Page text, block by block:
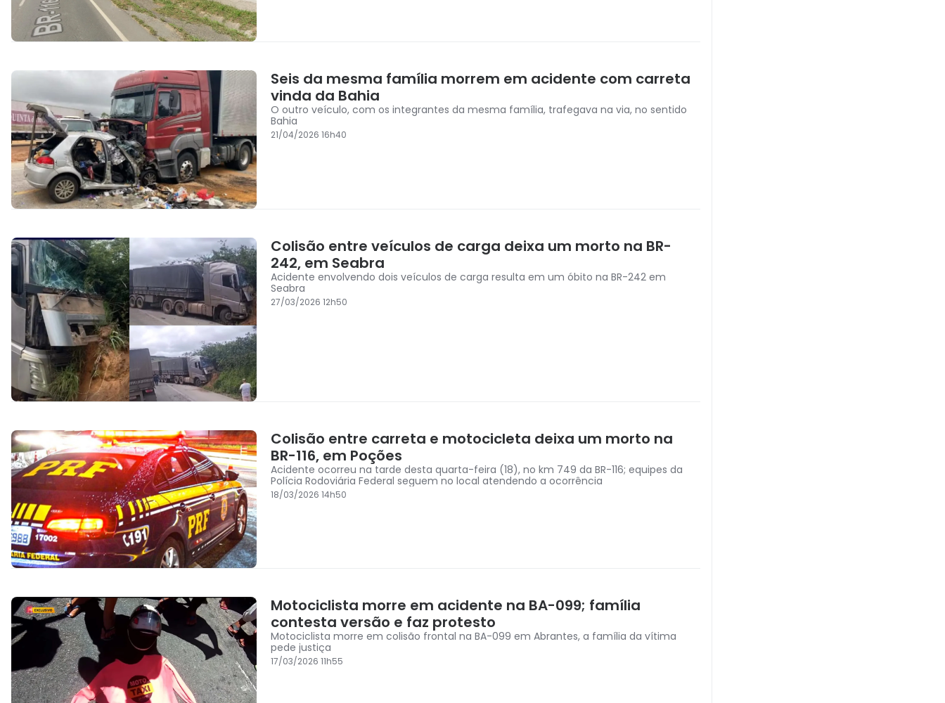
Seis da mesma família morrem em acidente com carreta
vinda da Bahia
O outro veículo, com os integrantes da mesma família, trafegava na via, no sentido
Bahia
21/04/2026 16h40
Colisão entre veículos de carga deixa um morto na BR-
242, em Seabra
Acidente envolvendo dois veículos de carga resulta em um óbito na BR-242 em
Seabra
27/03/2026 12h50
Colisão entre carreta e motocicleta deixa um morto na
BR-116, em Poções
Acidente ocorreu na tarde desta quarta-feira (18), no km 749 da BR-116; equipes da
Polícia Rodoviária Federal seguem no local atendendo a ocorrência
18/03/2026 14h50
Motociclista morre em acidente na BA-099; família
contesta versão e faz protesto
Motociclista morre em colisão frontal na BA-099 em Abrantes, a família da vítima
pede justiça
17/03/2026 11h55